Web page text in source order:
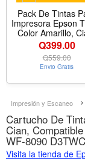
Pack De Tintas
Impresora Epson
Color Amarillo,
Magenta y Negro,
Compatible Con
L1110, L1210,
L3110, L3150,
L3210, L3250,
L5290, L5590
Q399.00
Q559.00
Envio Gratis
Impresión y Escaneo
Cartucho De
Cian,
WF-8090
Visita la tienda de